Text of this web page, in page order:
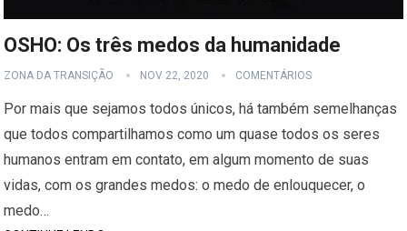
OSHO: Os três medos da humanidade
ZONA DA TRANSIÇÃO NOV 22, 2020 COMENTÁRIOS
Por mais que sejamos todos únicos, há também semelhanças
que todos compartilhamos como um quase todos os seres
humanos entram em contato, em algum momento de suas
vidas, com os grandes medos: o medo de enlouquecer, o
medo…